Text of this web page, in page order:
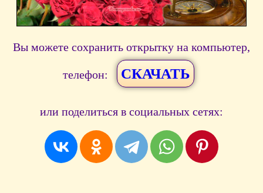
Вы можете сохранить открытку на компьютер,
телефон: СКАЧАТЬ
или поделиться в социальных сетях: